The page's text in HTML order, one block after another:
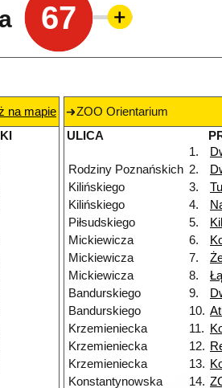
67
na mapie
ZOO Orientarium
ULICA
1.
Rodziny Poznańskich 2.
Kilińskiego
3.
Kilińskiego
4.
Piłsudskiego
5.
Mickiewicza
6.
Mickiewicza
7.
Mickiewicza
8.
Bandurskiego
9.
Bandurskiego
10.
Krzemieniecka
11.
Krzemieniecka
12.
Krzemieniecka
13.
Konstantynowska
14.